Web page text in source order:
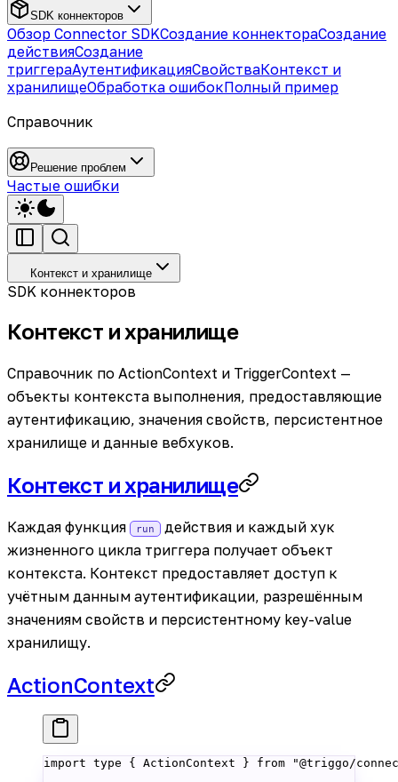
SDK коннекторов
Обзор Connector SDKСоздание коннектораСоздание
действияСоздание
триггераАутентификацияСвойстваКонтекст и
хранилищеОбработка ошибокПолный пример
Справочник
Решение проблем
Частые ошибки
Контекст и хранилище
SDK коннекторов
Контекст и хранилище
Справочник по ActionContext и TriggerContext —
объекты контекста выполнения, предоставляющие
аутентификацию, значения свойств, персистентное
хранилище и данные вебхуков.
Контекст и хранилище
Каждая функция run
действия и каждый хук
жизненного цикла триггера получает объект
контекста. Контекст предоставляет доступ к
учётным данным аутентификации, разрешённым
значениям свойств и персистентному key-value
хранилищу.
ActionContext
import type { ActionContext } from "@triggo/